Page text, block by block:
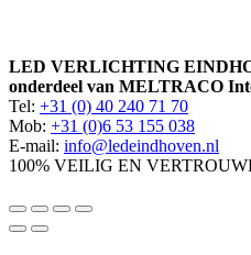
LED VERLICHTING
onderdeel van MELTRACO
Tel: +31 (0) 40 240 71 70
Mob: +31 (0)6 53 155 038
E-mail: info@ledeindhoven.nl
100% VEILIG EN